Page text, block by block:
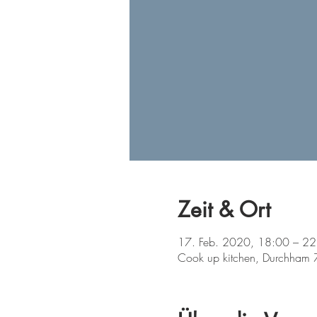
Zeit & Ort
17. Feb. 2020, 18:00 –
Cook up kitchen,